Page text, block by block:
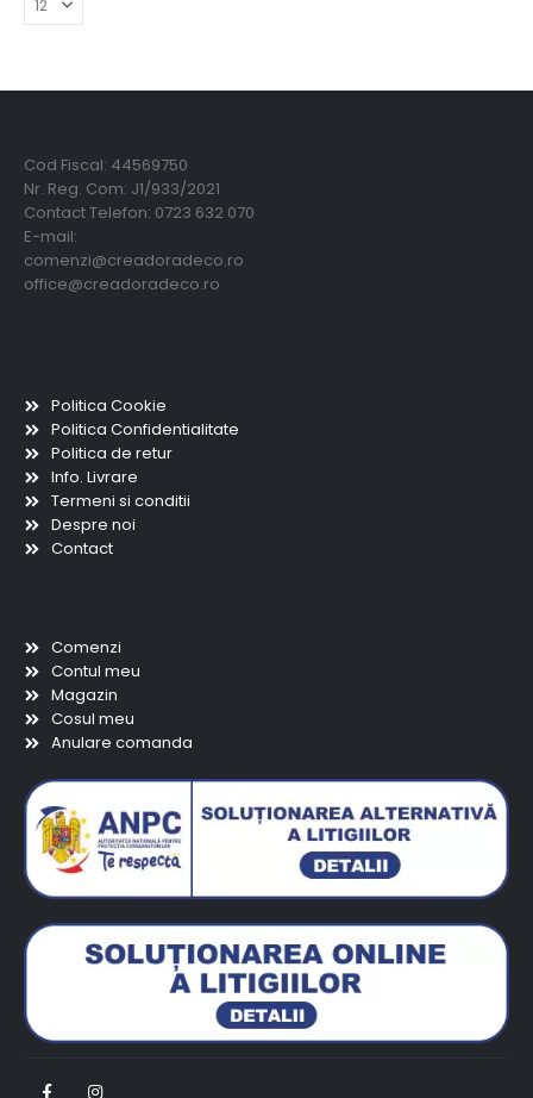
Cod Fiscal: 44569750
Nr. Reg. Com: J1/933/2021
Contact Telefon: 0723 632 070
E-mail:
comenzi@creadoradeco.ro
office@creadoradeco.ro
Politica Cookie
Politica Confidentialitate
Politica de retur
Info. Livrare
Termeni si conditii
Despre noi
Contact
Comenzi
Contul meu
Magazin
Cosul meu
Anulare comanda